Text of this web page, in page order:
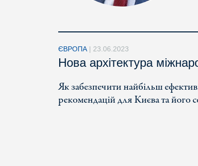
ЄВРОПА | 23.06.2023
Нова архітектура
Як забезпечити найбільш
рекомендацій для Києва та його